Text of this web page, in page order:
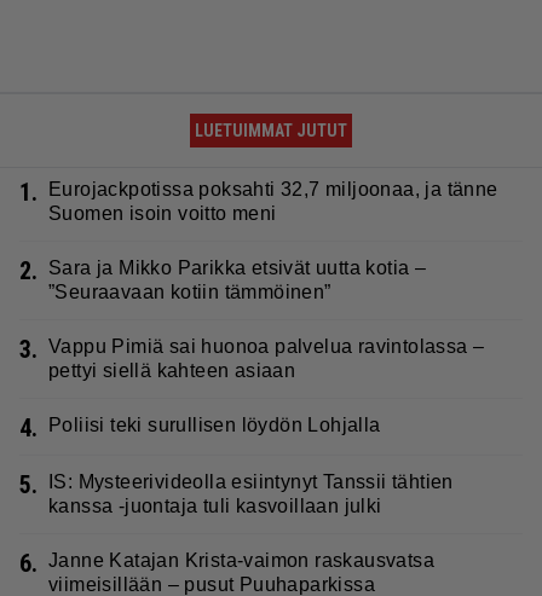
LUETUIMMAT JUTUT
1.
Eurojackpotissa poksahti 32,7 miljoonaa, ja tänne
Suomen isoin voitto meni
2.
Sara ja Mikko Parikka etsivät uutta kotia –
”Seuraavaan kotiin tämmöinen”
3. Vappu Pimiä sai huonoa palvelua ravintolassa –
pettyi siellä kahteen asiaan
4. Poliisi teki surullisen löydön Lohjalla
5.
IS: Mysteerivideolla esiintynyt Tanssii tähtien
kanssa -juontaja tuli kasvoillaan julki
6. Janne Katajan Krista-vaimon raskausvatsa
viimeisillään – pusut Puuhaparkissa